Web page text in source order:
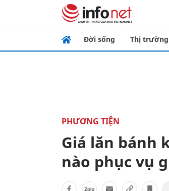
Đời sống Thị trường
PHƯƠNG TIỆN
Giá lăn bánh
nào phục vụ